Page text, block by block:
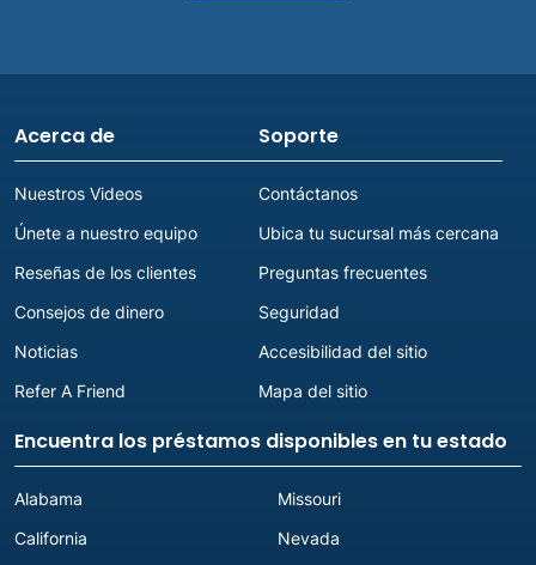
Acerca de
Nuestros Videos
Únete a nuestro equipo
Reseñas de los clientes
Consejos de dinero
Noticias
Refer A Friend
Soporte
Contáctanos
Ubica tu sucursal más cercana
Preguntas frecuentes
Seguridad
Accesibilidad del sitio
Mapa del sitio
Encuentra los préstamos disponibles en tu estado
Alabama
California
Missouri
Nevada